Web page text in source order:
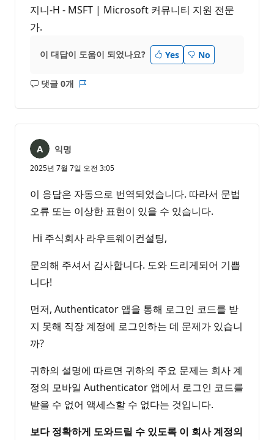
지니-H - MSFT | Microsoft 커뮤니티 지원 전문
가.
이 대답이 도움이 되었나요? Yes No
댓글 0개
설
음
익명
2025년 7월 7일 오전 3:05
이 응답은 자동으로 번역되었습니다. 따라서 문법
오류 또는 이상한 표현이 있을 수 있습니다.
Hi 주식회사 라우트웨이컨설팅,
문의해 주셔서 감사합니다. 도와 드리게되어 기쁩
니다!
먼저, Authenticator 앱을 통해 로그인 코드를 받
지 못해 직장 계정에 로그인하는 데 문제가 있습니
까?
귀하의 설명에 따르면 귀하의 주요 문제는 회사 계
정의 모바일 Authenticator 앱에서 로그인 코드를
받을 수 없어 액세스할 수 없다는 것입니다.
보다 정확하게 도와드릴 수 있도록 이 회사 계정의